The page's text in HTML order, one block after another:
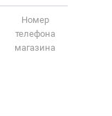
Номер
телефона
магазина